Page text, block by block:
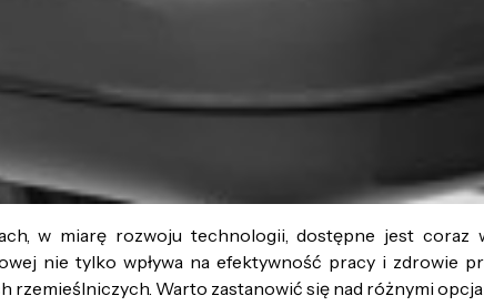
w miarę rozwoju technologii, dostępne jest
nie tylko wpływa na efektywność pracy i zdrowie
rzemieślniczych. Warto zastanowić się nad różnymi